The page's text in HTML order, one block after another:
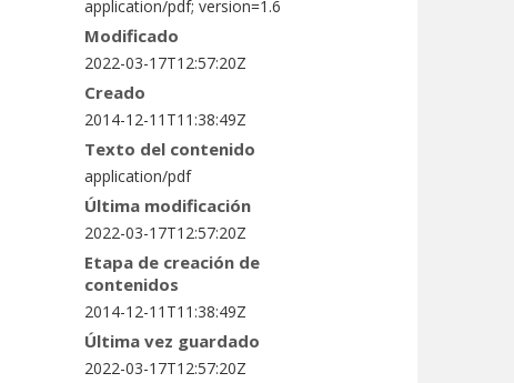
application/pdf; version=1.6
Modificado
2022-03-17T12:57:20Z
Creado
2014-12-11T11:38:49Z
Texto del contenido
application/pdf
Última modificación
2022-03-17T12:57:20Z
Etapa de creación de
contenidos
2014-12-11T11:38:49Z
Última vez guardado
2022-03-17T12:57:20Z